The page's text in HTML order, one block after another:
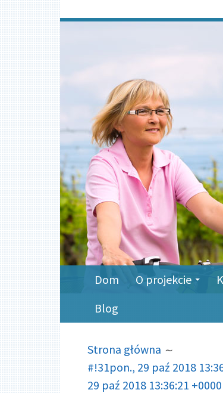
do
MENU
GŁÓWNE
Dom O projekcie
Blog
ODWIEDZANYCH
STRON
Strona główna
#!31pon., 29 paź 2018
29 paź 2018 13:36:21